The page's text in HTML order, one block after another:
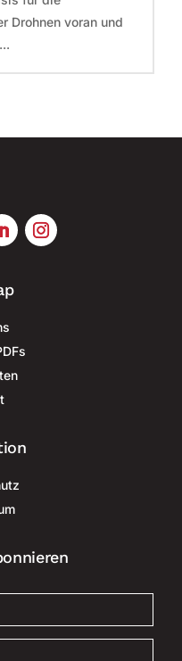
Drohnen voran und